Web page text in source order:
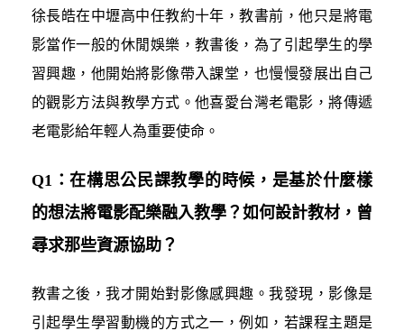
徐長皓在中壢高中任教約十年，教書前，他只是將電
影當作一般的休閒娛樂，教書後，為了引起學生的學
習興趣，他開始將影像帶入課堂，也慢慢發展出自己
的觀影方法與教學方式。他喜愛台灣老電影，將傳遞
老電影給年輕人為重要使命。
Q1：在構思公民課教學的時候，是基於什麼樣
的想法將電影配樂融入教學？如何設計教材，曾
尋求那些資源協助？
教書之後，我才開始對影像感興趣。我發現，影像是
引起學生學習動機的方式之一，例如，若課程主題是